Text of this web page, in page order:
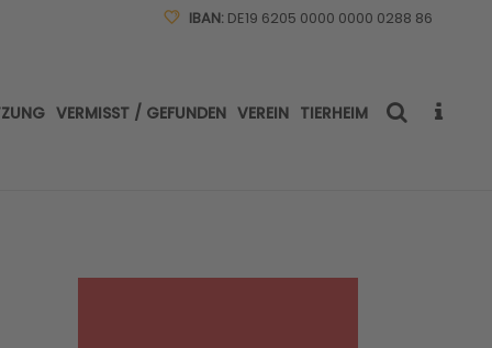
IBAN: DE19 6205 0000 0000 0288 86
VERMISST / GEFUNDEN VEREIN TIERHEIM